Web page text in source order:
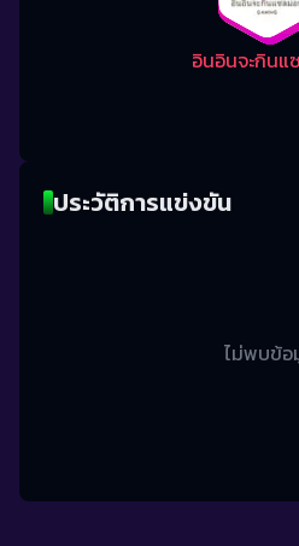
อินอินจะกินแ
ประวัติการแข่งขัน
ไม่พบข้อ